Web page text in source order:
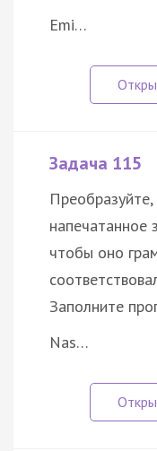
Emi…
Задача 115
напечатанное
чтобы оно
Заполните
Nas…